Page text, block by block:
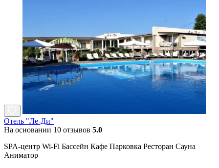
Отель "Ле-Ди"
На основании 10 отзывов 5.0
SPA-центр Wi-Fi Бассейн Кафе Парковка Ресторан Сауна
Аниматор